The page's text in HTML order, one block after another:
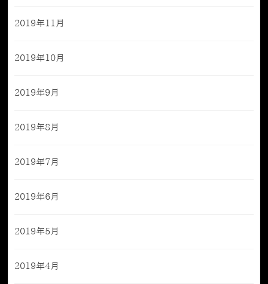
2019年11月
2019年10月
2019年9月
2019年8月
2019年7月
2019年6月
2019年5月
2019年4月